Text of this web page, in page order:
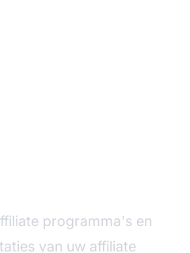
programma's en
van uw affiliate